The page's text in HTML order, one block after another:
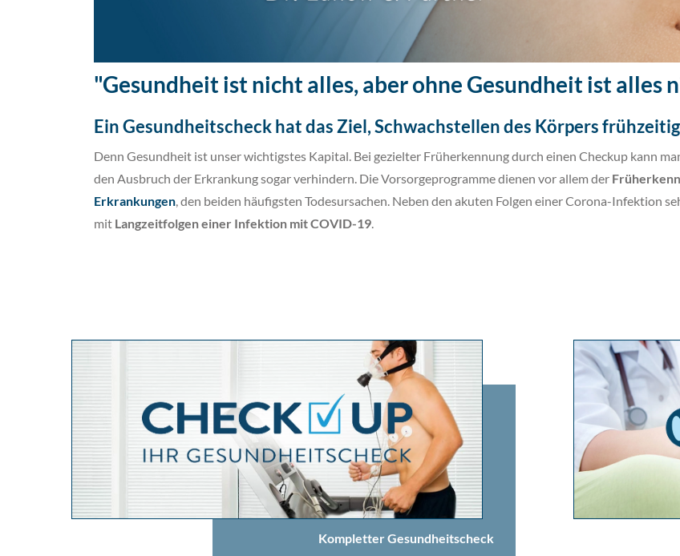
"Gesundheit ist nicht alles, aber ohne Gesundheit ist alles
Ein Gesundheitscheck hat das Ziel,Schwachstellen des Körpers
Denn Gesundheit ist unser wichtigstes Kapital. Bei gezielter Früherkennung durch einen Checkup kann
den Ausbruch der Erkrankung sogar verhindern. Die Vorsorgeprogramme dienen vor allem der
Erkrankungen, den beiden häufigsten Todesursachen. Neben den akuten Folgen einer Corona-Infektion
mit Langzeitfolgen einer Infektion mit COVID-19.
Kompletter Gesundheitscheck